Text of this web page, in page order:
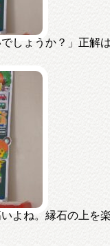
しょうか？」正解は
よね。縁石の上を